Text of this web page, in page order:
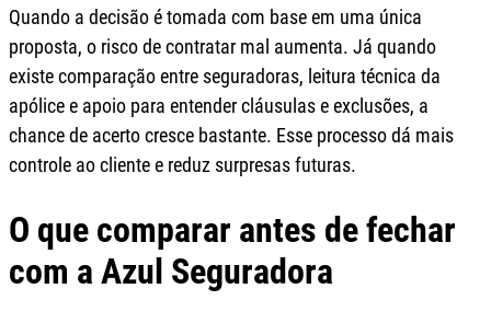
Quando a decisão é tomada com base em uma única
proposta, o risco de contratar mal aumenta. Já quando
existe comparação entre seguradoras, leitura técnica da
apólice e apoio para entender cláusulas e exclusões, a
chance de acerto cresce bastante. Esse processo dá mais
controle ao cliente e reduz surpresas futuras.
O que comparar antes de fechar
com a Azul Seguradora